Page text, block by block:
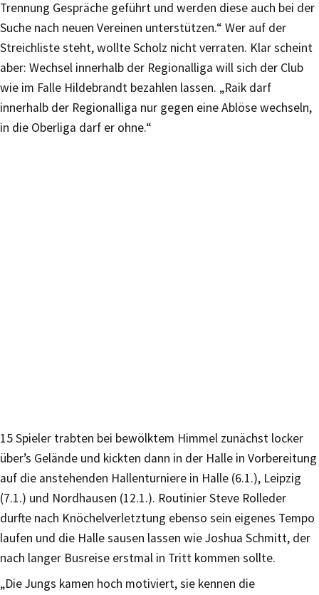
Trennung Gespräche geführt und werden diese auch bei der
Suche nach neuen Vereinen unterstützen.“ Wer auf der
Streichliste steht, wollte Scholz nicht verraten. Klar scheint
aber: Wechsel innerhalb der Regionalliga will sich der Club
wie im Falle Hildebrandt bezahlen lassen. „Raik darf
innerhalb der Regionalliga nur gegen eine Ablöse wechseln,
in die Oberliga darf er ohne.“
15 Spieler trabten bei bewölktem Himmel zunächst locker
über’s Gelände und kickten dann in der Halle in Vorbereitung
auf die anstehenden Hallenturniere in Halle (6.1.), Leipzig
(7.1.) und Nordhausen (12.1.). Routinier Steve Rolleder
durfte nach Knöchelverletztung ebenso sein eigenes Tempo
laufen und die Halle sausen lassen wie Joshua Schmitt, der
nach langer Busreise erstmal in Tritt kommen sollte.
„Die Jungs kamen hoch motiviert, sie kennen die